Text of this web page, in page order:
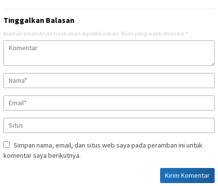
Tinggalkan Balasan
Alamat email Anda tidak akan dipublikasikan. Ruas yang wajib ditandai *
Simpan nama, email, dan situs web saya pada peramban ini untuk
komentar saya berikutnya.